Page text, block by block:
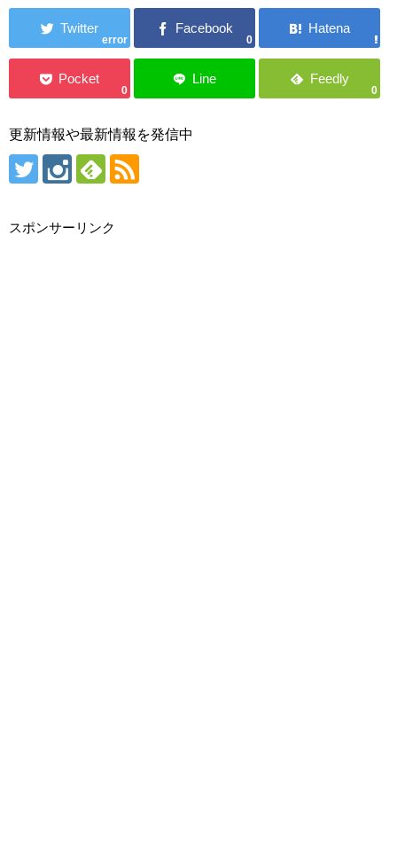
error 0
0 0
更新情報や最新情報を発信中
スポンサーリンク